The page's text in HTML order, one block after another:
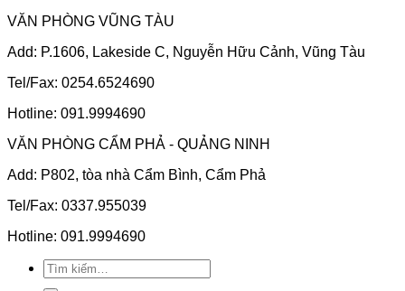
VĂN PHÒNG VŨNG TÀU
Add: P.1606, Lakeside C, Nguyễn Hữu Cảnh, Vũng Tàu
Tel/Fax: 0254.6524690
Hotline: 091.9994690
VĂN PHÒNG CẨM PHẢ - QUẢNG NINH
Add: P802, tòa nhà Cẩm Bình, Cẩm Phả
Tel/Fax: 0337.955039
Hotline: 091.9994690
Tìm
kiếm: